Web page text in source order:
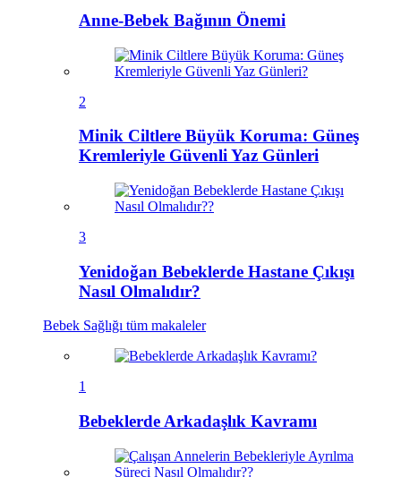
Anne-Bebek Bağının Önemi
2
Minik Ciltlere Büyük Koruma: Güneş
Kremleriyle Güvenli Yaz Günleri
3
Yenidoğan Bebeklerde Hastane Çıkışı
Nasıl Olmalıdır?
Bebek Sağlığı tüm makaleler
1
Bebeklerde Arkadaşlık Kavramı